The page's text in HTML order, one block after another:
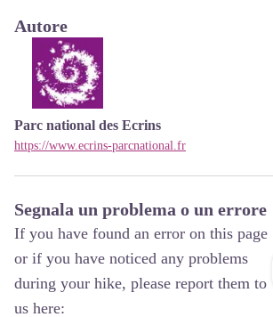
Autore
Parc national des Ecrins
https://www.ecrins-parcnational.fr
Segnala un problema o un errore
If you have found an error on this page
or if you have noticed any problems
during your hike, please report them to
us here: